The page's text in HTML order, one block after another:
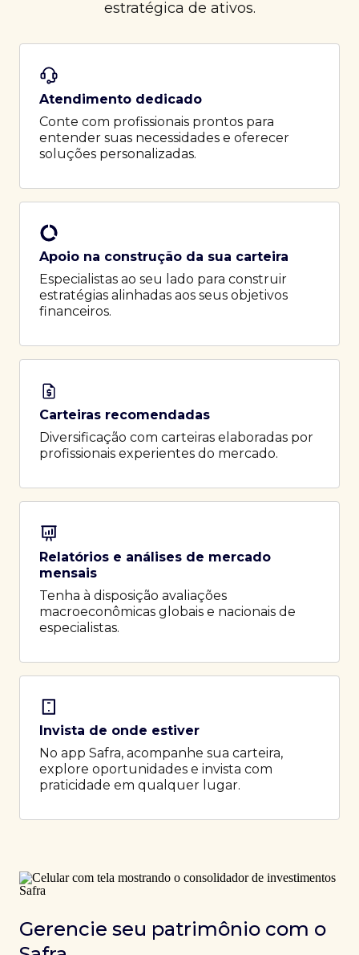
estratégica de ativos.
Atendimento dedicado
Conte com profissionais prontos para
entender suas necessidades e oferecer
soluções personalizadas.
Apoio na construção da sua carteira
Especialistas ao seu lado para construir
estratégias alinhadas aos seus objetivos
financeiros.
Carteiras recomendadas
Diversificação com carteiras elaboradas por
profissionais experientes do mercado.
Relatórios e análises de mercado
mensais
Tenha à disposição avaliações
macroeconômicas globais e nacionais de
especialistas.
Invista de onde estiver
No app Safra, acompanhe sua carteira,
explore oportunidades e invista com
praticidade em qualquer lugar.
Gerencie seu patrimônio com o